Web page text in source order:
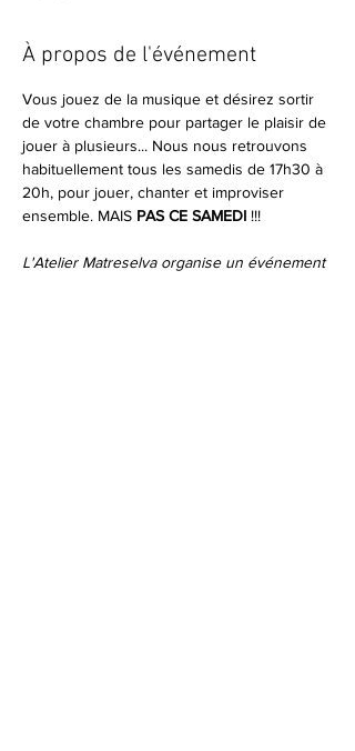
À propos de l'événement
Vous jouez de la musique et désirez sortir
de votre chambre pour partager le plaisir de
jouer à plusieurs... Nous nous retrouvons
habituellement tous les samedis de 17h30 à
20h, pour jouer, chanter et improviser
ensemble. MAIS PAS CE SAMEDI !!!
L'Atelier Matreselva organise un événement